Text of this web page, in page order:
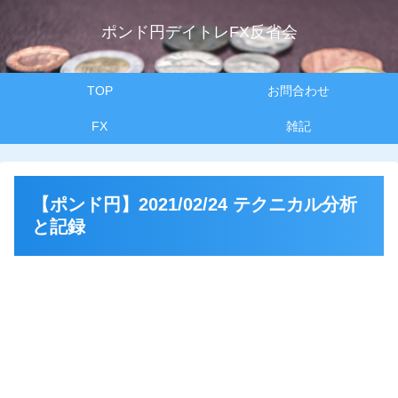
ポンド円デイトレFX反省会
TOP お問合わせ
FX 雑記
【ポンド円】2021/02/24 テクニカル分析
と記録